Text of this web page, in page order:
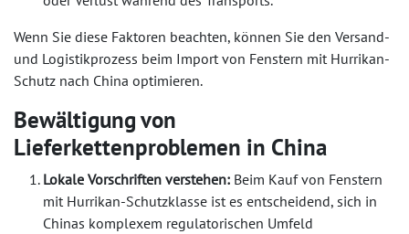
Wenn Sie diese Faktoren beachten, können Sie den Versand-
und Logistikprozess beim Import von Fenstern mit Hurrikan-
Schutz nach China optimieren.
Bewältigung von
Lieferkettenproblemen in China
Lokale Vorschriften verstehen: Beim Kauf von Fenstern
mit Hurrikan-Schutzklasse ist es entscheidend, sich in
Chinas komplexem regulatorischen Umfeld